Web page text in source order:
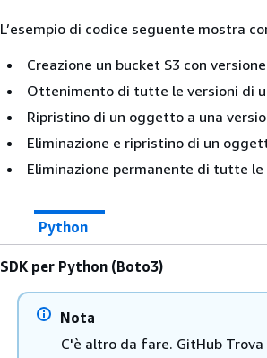
L’esempio di codice seguente mostra
Creazione un bucket S3 con
Ottenimento di tutte le versioni di
Ripristino di un oggetto a una
Eliminazione e ripristino di un
Eliminazione permanente di tutte
Python
SDK per Python (Boto3)
Nota
C'è altro da fare. GitHub